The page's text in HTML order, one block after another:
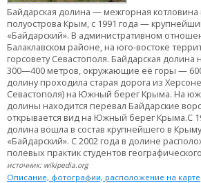
Байдарская долина — межгорная котловина
полуострова Крым, с 1991 года —
«Байдарский». В административном
Балаклавском районе, на юго-востоке
горсовету Севастополя. Байдарская долина
300—400 метров, окружающие её горы —
долину проходила старая дорога из
Севастополя) на Южный берег Крыма. На
долины находится перевал Байдарские
открывается вид на Южный берег Крыма.С
долина вошла в состав крупнейшего в
«Байдарский». С 2002 года в долине
полевых практик студентов
источник: wikipedia.org
Описание, фотографии, расположение на карте